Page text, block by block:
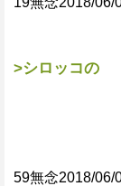
>シロッコの
59無念2018/06/